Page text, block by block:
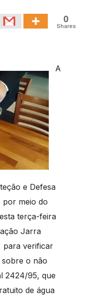
0
Shares
A
e Defesa
meio do
terça-feira
Jarra
para verificar
sobre o não
2424/95, que
de água